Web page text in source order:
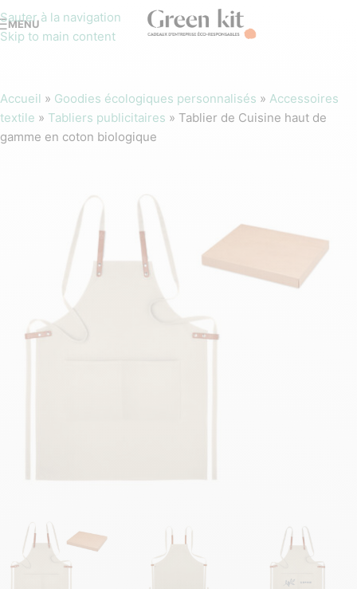
Sauter à la navigation
Skip to main content
MENU
Accueil » Goodies écologiques personnalisés » Accessoires
textile » Tabliers publicitaires » Tablier de Cuisine haut de
gamme en coton biologique